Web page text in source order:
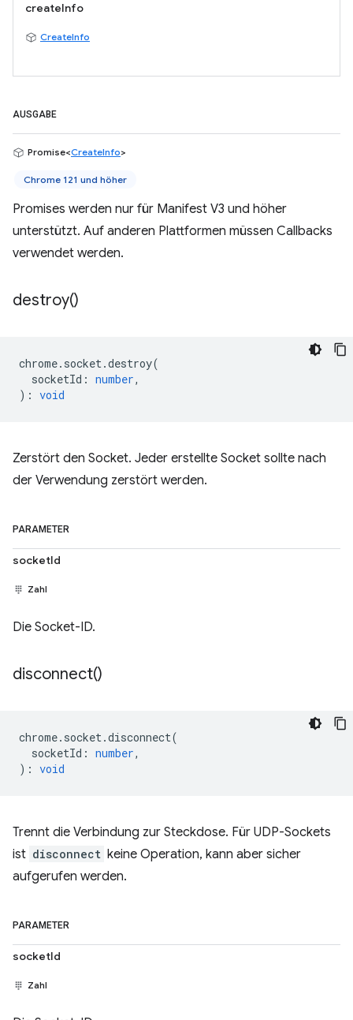
createInfo
CreateInfo
AUSGABE
Promise<CreateInfo>
Chrome 121 und höher
Promises werden nur für Manifest V3 und höher
unterstützt. Auf anderen Plattformen müssen Callbacks
verwendet werden.
destroy()
chrome. socket.destroy(
socketId : number,
) : void
Zerstört den Socket. Jeder erstellte Socket sollte nach
der Verwendung zerstört werden.
PARAMETER
socketId
Zahl
Die Socket-ID.
disconnect()
chrome. socket.disconnect(
socketId : number,
) : void
Trennt die Verbindung zur Steckdose. Für UDP-Sockets
ist disconnect keine Operation, kann aber sicher
aufgerufen werden.
PARAMETER
socketId
Zahl